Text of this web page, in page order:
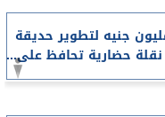
16 مليون جنيه لتطوير حديقة
نقلة حضارية تحافظ على...